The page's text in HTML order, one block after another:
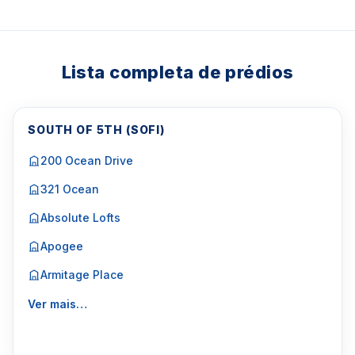
Para Vendas ligar no telefone no Brasil SP 11-
Lista completa de prédios
SOUTH OF 5TH (SOFI)
200 Ocean Drive
321 Ocean
Absolute Lofts
Apogee
Armitage Place
Ver mais…